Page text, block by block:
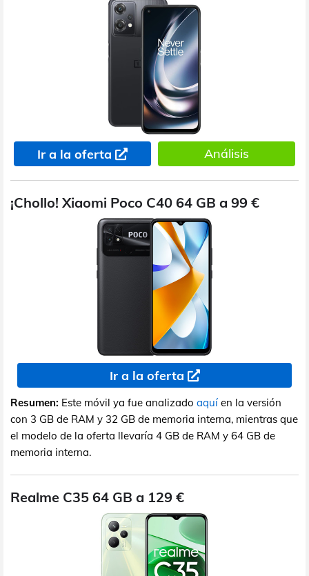
Ir a la oferta Análisis
¡Chollo! Xiaomi Poco C40 64 GB a 99 €
Ir a la oferta
Resumen: Este móvil ya fue analizado aquí en la versión
con 3 GB de RAM y 32 GB de memoria interna, mientras que
el modelo de la oferta llevaría 4 GB de RAM y 64 GB de
memoria interna.
Realme C35 64 GB a 129 €